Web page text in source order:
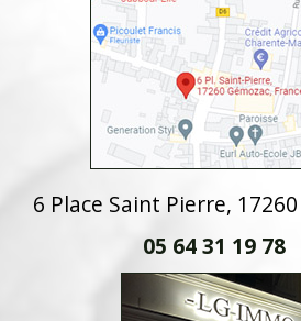
6 Place Saint Pierre,
05 64 31 19 78